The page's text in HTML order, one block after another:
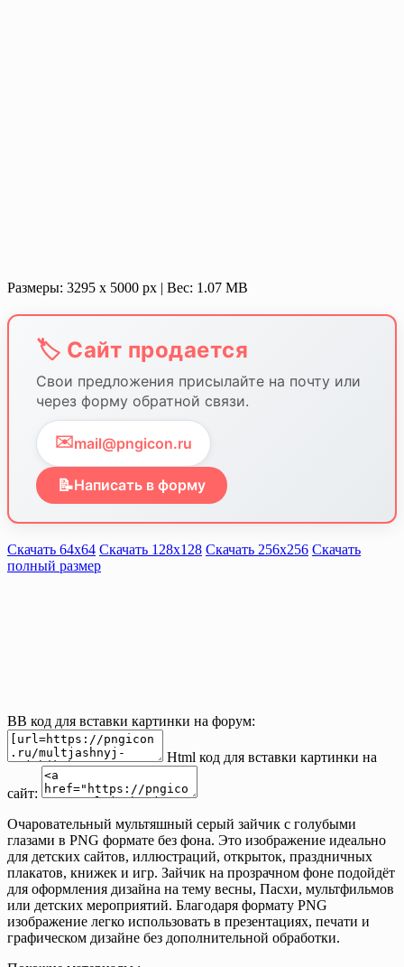
Размеры: 3295 х 5000 px | Вес: 1.07 MB
🏷️ Сайт продается
Свои предложения присылайте на почту или
через форму обратной связи.
✉️mail@pngicon.ru
📝Написать в форму
Скачать 64х64 Скачать 128х128 Скачать 256х256 Скачать
полный размер
BB код для вставки картинки на форум:
Html код для вставки картинки на
сайт:
Очаровательный мультяшный серый зайчик с голубыми
глазами в PNG формате без фона. Это изображение идеально
для детских сайтов, иллюстраций, открыток, праздничных
плакатов, книжек и игр. Зайчик на прозрачном фоне подойдёт
для оформления дизайна на тему весны, Пасхи, мультфильмов
или детских мероприятий. Благодаря формату PNG
изображение легко использовать в презентациях, печати и
графическом дизайне без дополнительной обработки.